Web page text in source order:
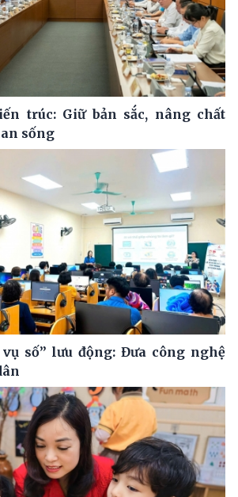
trúc: Giữ bản sắc, nâng chất
sống
số” lưu động: Đưa công nghệ